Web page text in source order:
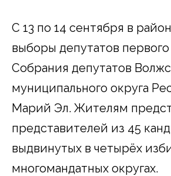
С 13 по 14 сентября в
выборы депутатов
Собрания депутатов
муниципального округа
Марий Эл. Жителям
представителей из 45
выдвинутых в четырёх
многомандатных округах.